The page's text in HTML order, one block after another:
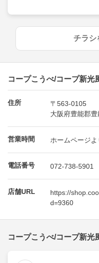
チラシ
コープこうべ/コープ新光
住所
〒563-0105
大阪府豊能郡
営業時間 ホームページよ
電話番号 072-738-5901
店舗URL
https://
d=9360
コープこうべ/コープ新光